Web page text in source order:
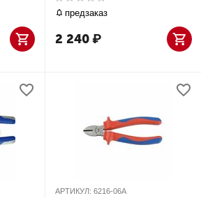
предзаказ
2 240₽
АРТИКУЛ: 6216-06A